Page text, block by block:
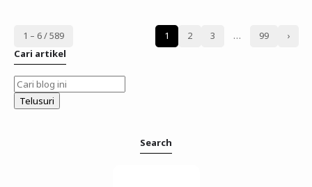
1 – 6 / 589 1 2 3 … 99
›
Cari artikel
Search